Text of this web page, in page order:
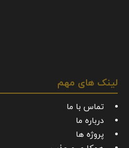
لینک های مهم
تماس با ما
درباره ما
پروژه ها